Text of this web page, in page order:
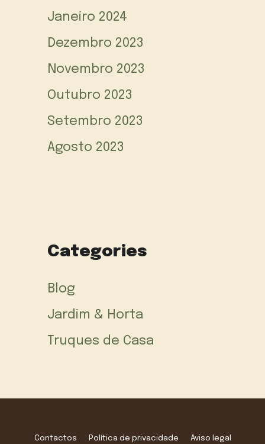
Janeiro 2024
Dezembro 2023
Novembro 2023
Outubro 2023
Setembro 2023
Agosto 2023
Categories
Blog
Jardim & Horta
Truques de Casa
Contactos Política de privacidade Aviso legal